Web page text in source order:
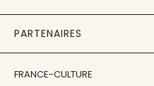
PARTENAIRES
FRANCE-CULTURE